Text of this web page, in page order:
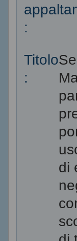
:
Titolo
:
di